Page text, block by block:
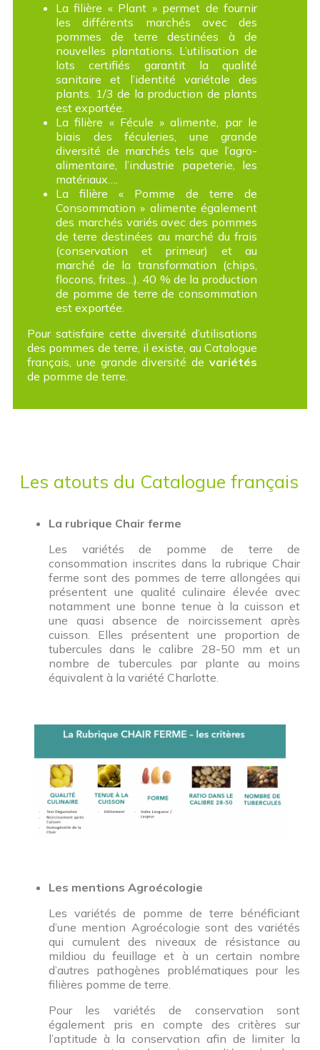
La filière « Plant » permet de fournir
les différents marchés avec des
pommes de terre destinées à de
nouvelles plantations. L’utilisation de
lots certifiés garantit la qualité
sanitaire et l’identité variétale des
plants. 1/3 de la production de plants
est exportée.
La filière « Fécule » alimente, par le
biais des féculeries, une grande
diversité de marchés tels que l’agro-
alimentaire, l’industrie papeterie, les
matériaux….
La filière « Pomme de terre de
Consommation » alimente également
des marchés variés avec des pommes
de terre destinées au marché du frais
(conservation et primeur) et au
marché de la transformation (chips,
flocons, frites…). 40 % de la production
de pomme de terre de consommation
est exportée.
Pour satisfaire cette diversité d’utilisations
des pommes de terre, il existe, au Catalogue
français, une grande diversité de variétés
de pomme de terre.
Les atouts du Catalogue français
La rubrique Chair ferme
Les variétés de pomme de terre de
consommation inscrites dans la rubrique Chair
ferme sont des pommes de terre allongées qui
présentent une qualité culinaire élevée avec
notamment une bonne tenue à la cuisson et
une quasi absence de noircissement après
cuisson. Elles présentent une proportion de
tubercules dans le calibre 28-50 mm et un
nombre de tubercules par plante au moins
équivalent à la variété Charlotte.
Les mentions Agroécologie
Les variétés de pomme de terre bénéficiant
d’une mention Agroécologie sont des variétés
qui cumulent des niveaux de résistance au
mildiou du feuillage et à un certain nombre
d’autres pathogènes problématiques pour les
filières pomme de terre.
Pour les variétés de conservation sont
également pris en compte des critères sur
l’aptitude à la conservation afin de limiter la